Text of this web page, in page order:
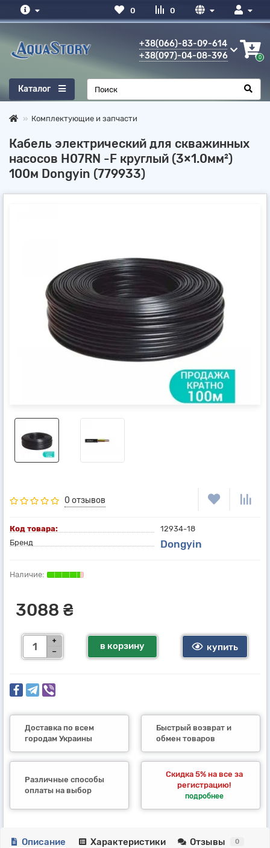
0
0
+38(066)-83-09-614
+38(097)-04-08-396
0
Каталог
Комплектующие и запчасти
Кабель электрический для скважинных
насосов H07RN -F круглый (3×1.0мм²)
100м Dongyin (779933)
0 отзывов
Код товара:
12934-18
Бренд
Dongyin
3088 ₴
в корзину купить
Доставка по всем
городам Украины
Быстрый возврат и
обмен товаров
Различные способы
оплаты на выбор
Скидка 5% на все за
регистрацию!
подробнее
Описание Характеристики Отзывы 0